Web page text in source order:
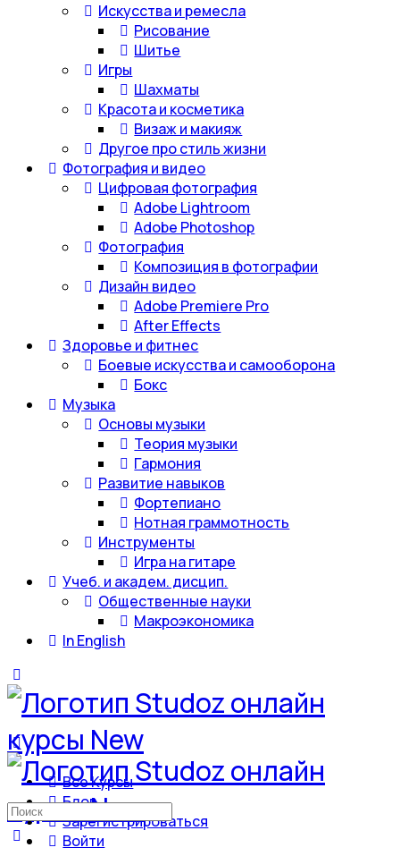
Искусства и ремесла
Рисование
Шитье
Игры
Шахматы
Красота и косметика
Визаж и макияж
Другое про стиль жизни
Фотография и видео
Цифровая фотография
Adobe Lightroom
Adobe Photoshop
Фотография
Композиция в фотографии
Дизайн видео
Adobe Premiere Pro
After Effects
Здоровье и фитнес
Боевые искусства и самооборона
Бокс
Музыка
Основы музыки
Теория музыки
Гармония
Развитие навыков
Фортепиано
Нотная граммотность
Инструменты
Игра на гитаре
Учеб. и академ. дисцип.
Общественные науки
Макроэкономика
In English
Все Курсы
Блог
Зарегистрироваться
Войти
Искать: